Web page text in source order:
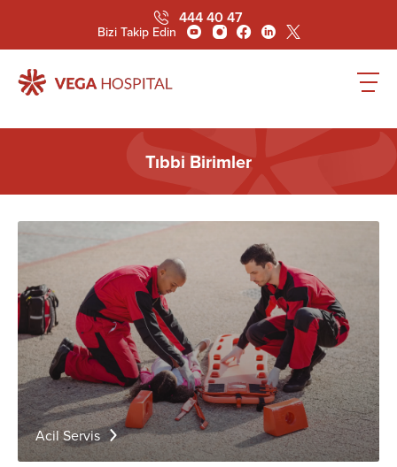
Bizi Takip Edin
444 40 47
Tıbbi Birimler
Acil Servis